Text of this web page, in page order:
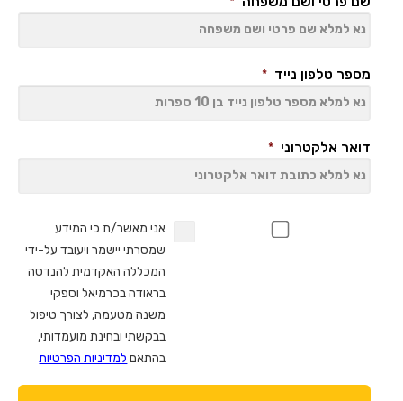
מספר טלפון נייד *
דואר אלקטרוני *
אני מאשר/ת כי המידע
שמסרתי יישמר ויעובד על-ידי
המכללה האקדמית להנדסה
בראודה בכרמיאל וספקי
משנה מטעמה, לצורך טיפול
בבקשתי ובחינת מועמדותי,
בהתאם למדיניות הפרטיות